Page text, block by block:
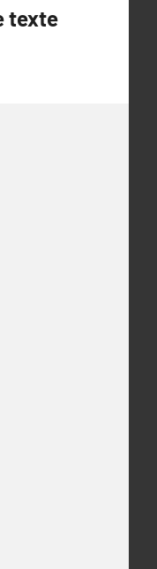
texte